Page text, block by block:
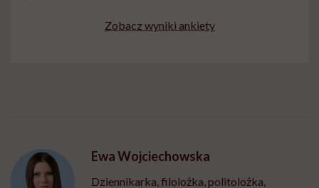
Zobacz wyniki ankiety
Ewa Wojciechowska
Dziennikarka, filolożka, politolożka,